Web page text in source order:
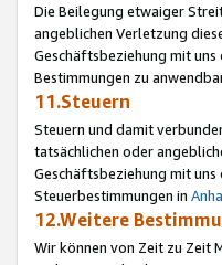
Die Beilegung etwaiger
angeblichen Verletzung
Geschäftsbeziehung mit
Bestimmungen zu
11.Steuern
Steuern und damit
tatsächlichen oder
Geschäftsbeziehung mit
Steuerbestimmungen in
12.Weitere
Wir können von Zeit zu Zeit